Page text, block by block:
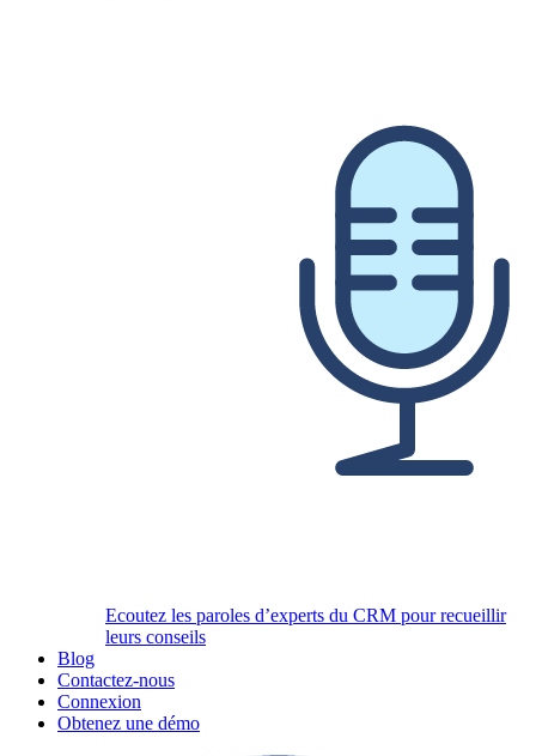
Ecoutez les paroles d’experts du CRM pour recueillir
leurs conseils
Blog
Contactez-nous
Connexion
Obtenez une démo